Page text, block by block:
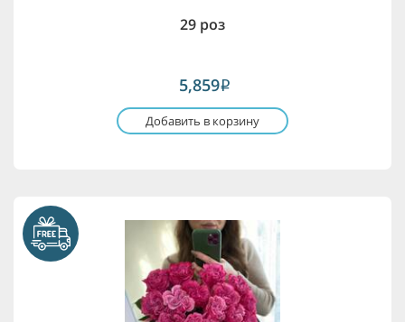
29 роз
5,859i
Добавить в корзину